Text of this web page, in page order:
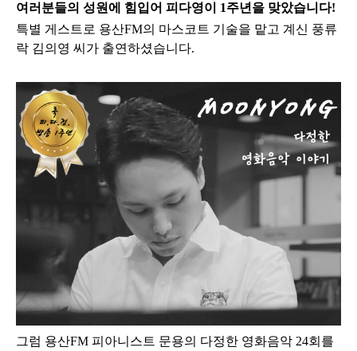
여러분들의 성원에 힘입어 피다영이 1주년을 맞았습니다!
특별 게스트로 용산FM의 마스코트 기술을 맡고 계신 풍류
락 김의영 씨가 출연하셨습니다.
그럼 용산FM 피아니스트 문용의 다정한 영화음악 24회 를